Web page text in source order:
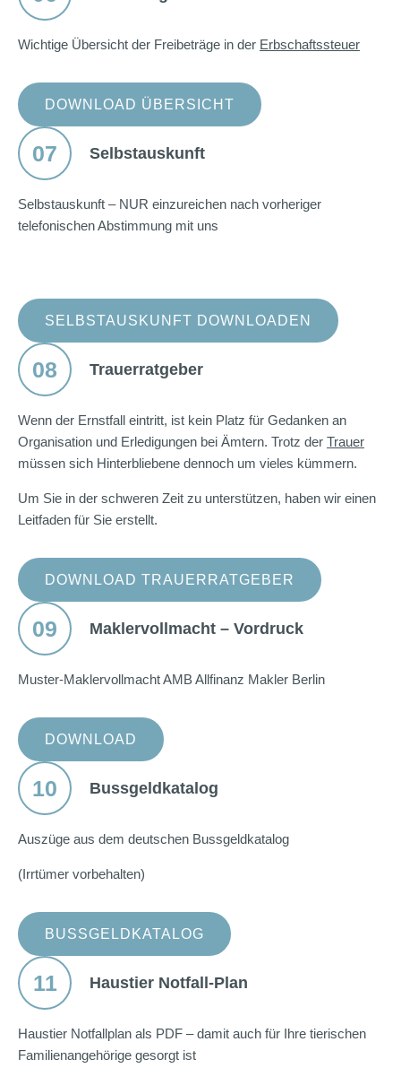
Wichtige Übersicht der Freibeträge in der Erbschaftssteuer
DOWNLOAD ÜBERSICHT
07 Selbstauskunft
Selbstauskunft – NUR einzureichen nach vorheriger
telefonischen Abstimmung mit uns
SELBSTAUSKUNFT DOWNLOADEN
08 Trauerratgeber
Wenn der Ernstfall eintritt, ist kein Platz für Gedanken an
Organisation und Erledigungen bei Ämtern. Trotz der Trauer
müssen sich Hinterbliebene dennoch um vieles kümmern.
Um Sie in der schweren Zeit zu unterstützen, haben wir einen
Leitfaden für Sie erstellt.
DOWNLOAD TRAUERRATGEBER
09 Maklervollmacht – Vordruck
Muster-Maklervollmacht AMB Allfinanz Makler Berlin
DOWNLOAD
10 Bussgeldkatalog
Auszüge aus dem deutschen Bussgeldkatalog
(Irrtümer vorbehalten)
BUSSGELDKATALOG
11 Haustier Notfall-Plan
Haustier Notfallplan als PDF – damit auch für Ihre tierischen
Familienangehörige gesorgt ist